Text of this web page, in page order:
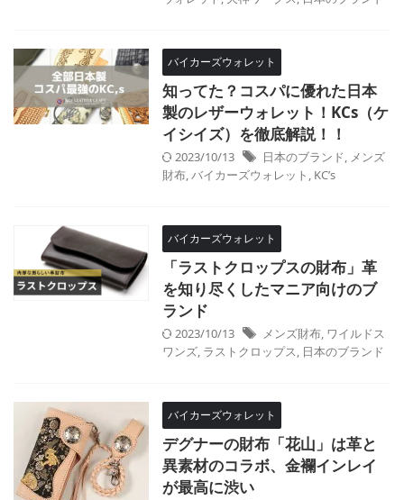
バイカーズウォレット
知ってた？コスパに優れた日本
製のレザーウォレット！KCs（ケ
イシイズ）を徹底解説！！
2023/10/13 日本のブランド
メンズ
財布 バイカーズウォレット KC’s
バイカーズウォレット
「ラストクロップスの財布」革
を知り尽くしたマニア向けのブ
ランド
2023/10/13 メンズ財布 ワイルドス
ワンズ ラストクロップス 日本のブランド
バイカーズウォレット
デグナーの財布「花山」は革と
異素材のコラボ、金襴インレイ
が最高に渋い